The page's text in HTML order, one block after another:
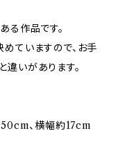
る作品です。
ていますので、お手
いがあります。
50cm、横幅約17cm